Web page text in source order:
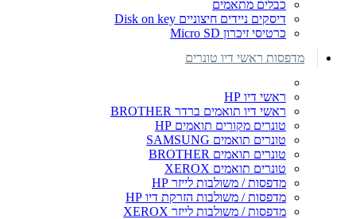
כבלים מתאמים
דיסקים ניידים חיצוניים Disk on key
כרטיסי זיכרון Micro SD
מדפסות ראשי דיו טונרים
ראשי דיו HP
ראשי דיו תואמים ברדר BROTHER
טונרים מקורים תואמים HP
טונרים תואמים SAMSUNG
טונרים תואמים BROTHER
טונרים תואמים XEROX
מדפסות / משולבות לייזר HP
מדפסות / משולבות הזרקת דיו HP
מדפסות / משולבות לייזר XEROX